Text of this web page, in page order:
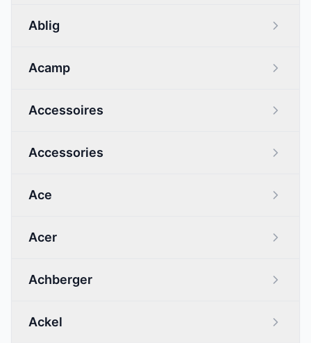
Ablig
Acamp
Accessoires
Accessories
Ace
Acer
Achberger
Ackel